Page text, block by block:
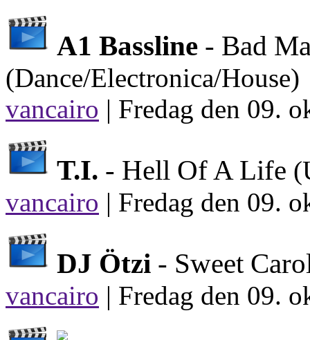
A1 Bassline - Bad
(Dance/Electronica/House)
vancairo | Fredag den 09.
T.I. - Hell Of A Life
vancairo | Fredag den 09.
DJ Ötzi - Sweet
vancairo | Fredag den 09.